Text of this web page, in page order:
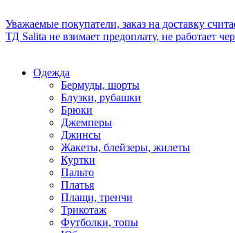
Уважаемые покупатели, заказ на доставку
ТД Salita не взимает предоплату, не работает
Одежда
Бермуды, шорты
Блузки, рубашки
Брюки
Джемперы
Джинсы
Жакеты, блейзеры, жилеты
Куртки
Пальто
Платья
Плащи, тренчи
Трикотаж
Футболки, топы